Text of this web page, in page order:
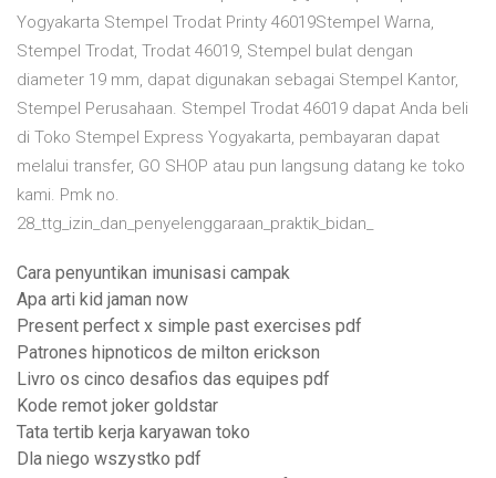
Yogyakarta Stempel Trodat Printy 46019Stempel Warna,
Stempel Trodat, Trodat 46019, Stempel bulat dengan
diameter 19 mm, dapat digunakan sebagai Stempel Kantor,
Stempel Perusahaan. Stempel Trodat 46019 dapat Anda beli
di Toko Stempel Express Yogyakarta, pembayaran dapat
melalui transfer, GO SHOP atau pun langsung datang ke toko
kami. Pmk no.
28_ttg_izin_dan_penyelenggaraan_praktik_bidan_
Cara penyuntikan imunisasi campak
Apa arti kid jaman now
Present perfect x simple past exercises pdf
Patrones hipnoticos de milton erickson
Livro os cinco desafios das equipes pdf
Kode remot joker goldstar
Tata tertib kerja karyawan toko
Dla niego wszystko pdf